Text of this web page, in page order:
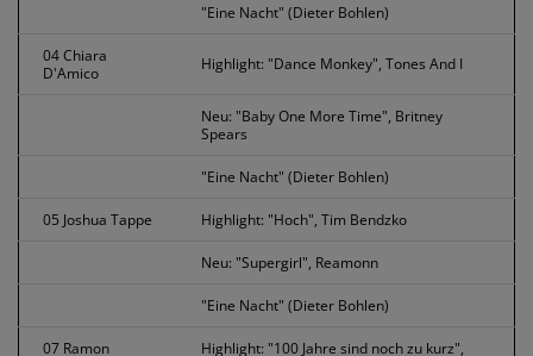
"Eine Nacht" (Dieter Bohlen)
04 Chiara
D'Amico
Highlight: "Dance Monkey", Tones And I
Neu: "Baby One More Time", Britney
Spears
"Eine Nacht" (Dieter Bohlen)
05 Joshua Tappe Highlight: "Hoch", Tim Bendzko
Neu: "Supergirl", Reamonn
"Eine Nacht" (Dieter Bohlen)
07 Ramon
Highlight: "100 Jahre sind noch zu kurz",